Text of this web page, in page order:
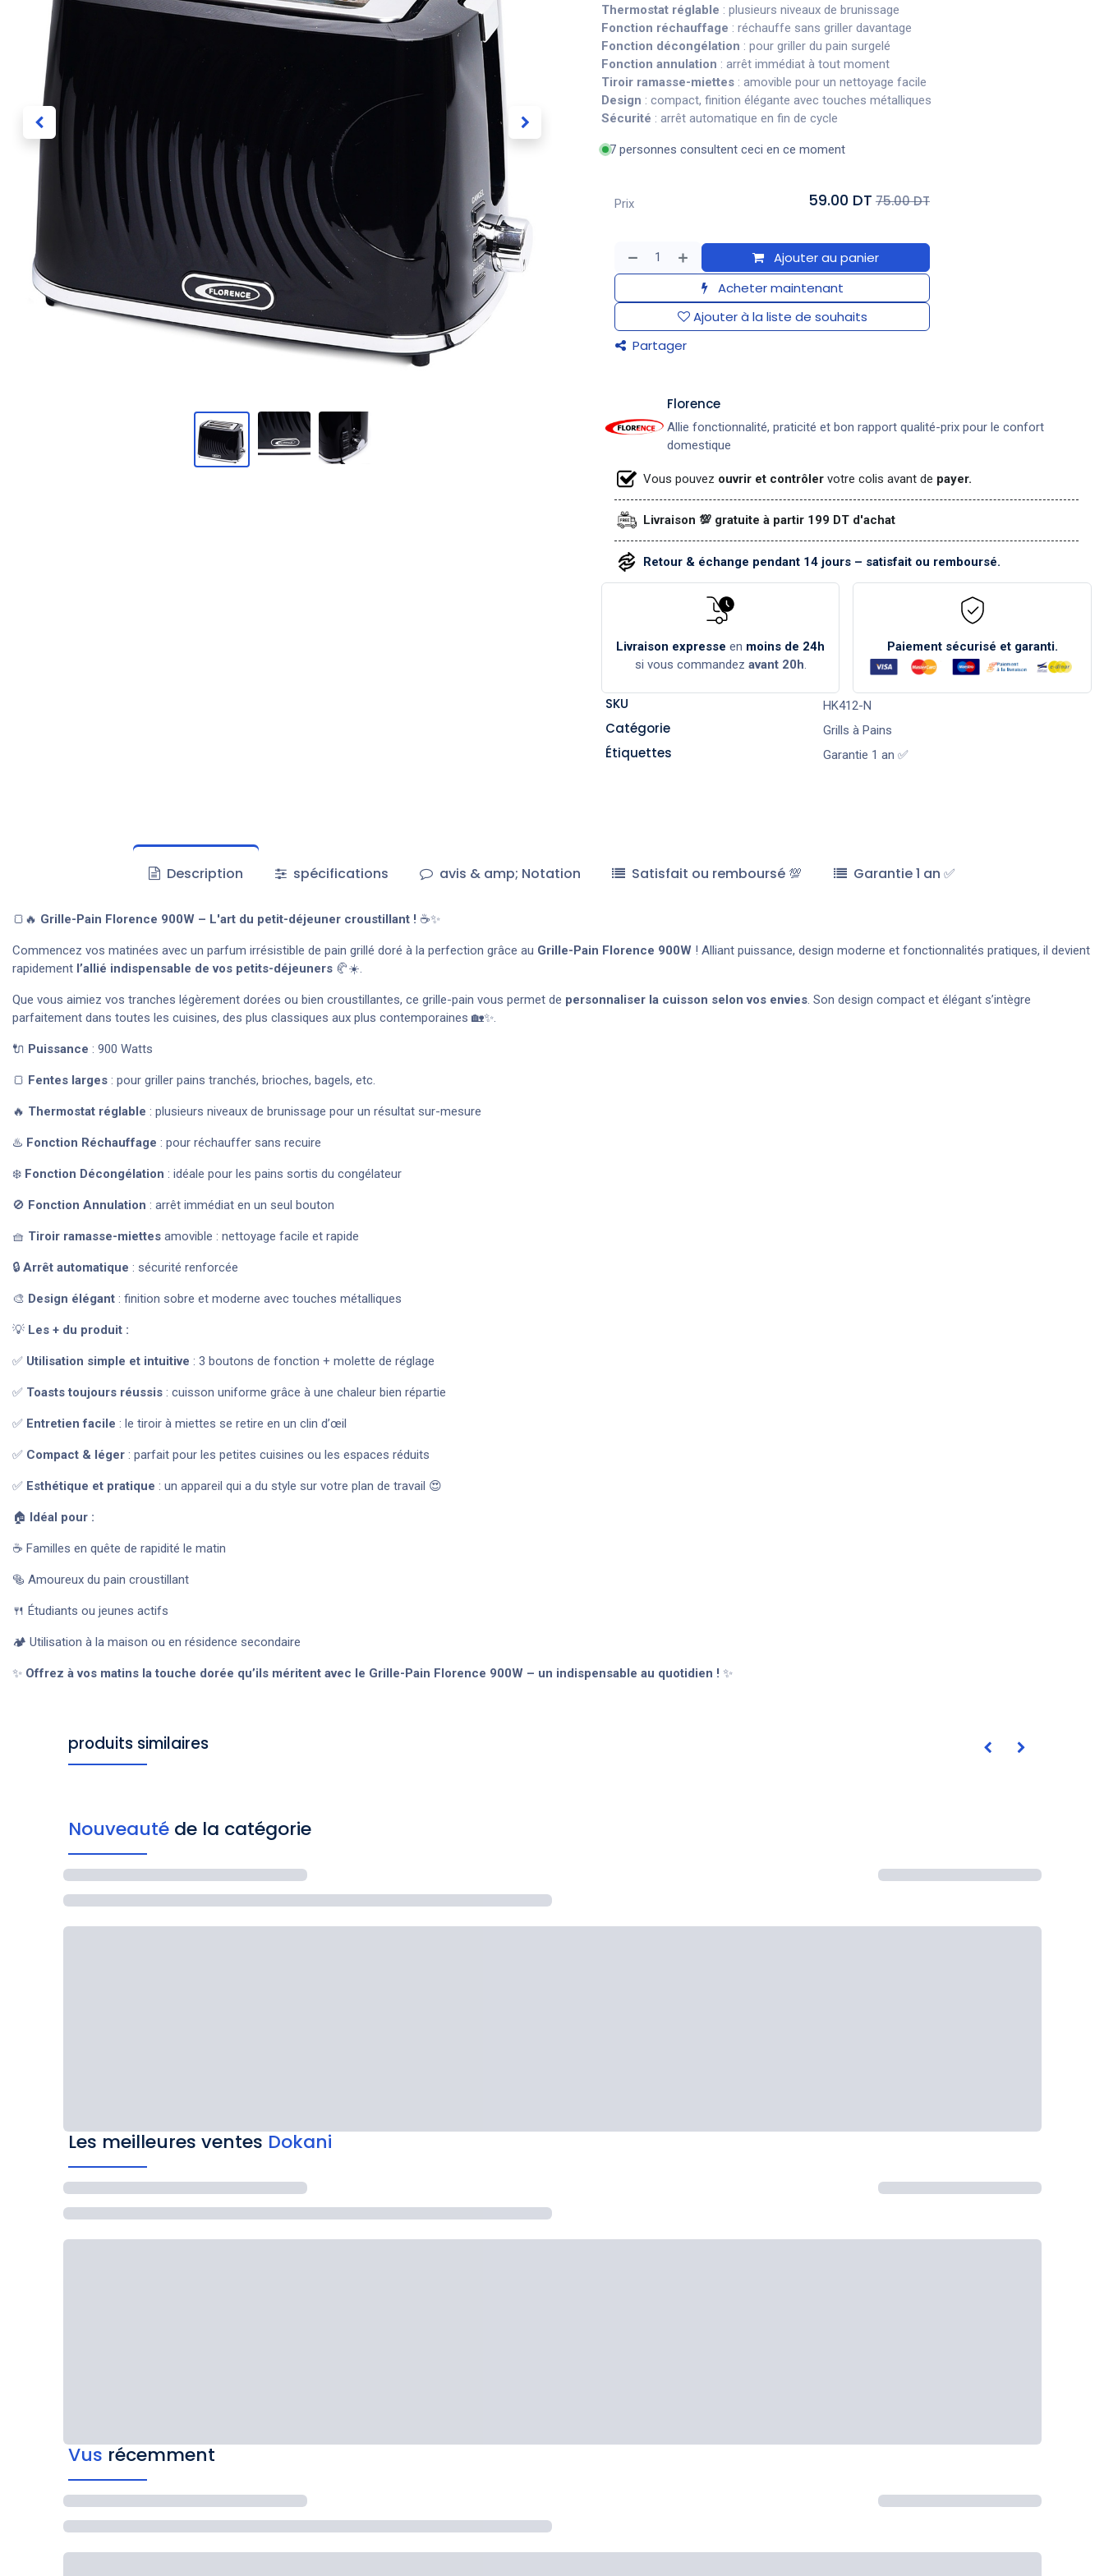
Thermostat réglable : plusieurs niveaux de brunissage
Fonction réchauffage : réchauffe sans griller davantage
Fonction décongélation : pour griller du pain surgelé
Fonction annulation : arrêt immédiat à tout moment
Tiroir ramasse-miettes : amovible pour un nettoyage facile
Design : compact, finition élégante avec touches métalliques
Sécurité : arrêt automatique en fin de cycle
7 personnes consultent ceci en ce moment
Ajouter au panier
Acheter maintenant
Ajouter à la liste de souhaits
Partager
Prix 59.00 DT 75.00 DT
​Florence
Allie fonctionnalité, praticité et bon rapport qualité-prix pour le confort
domestique
Vous pouvez ouvrir et contrôler votre colis avant de payer.
Livraison 💯 gratuite à partir 199 DT d'achat
Retour & échange pendant 14 jours – satisfait ou remboursé.
Livraison expresse en moins de 24h
si vous commandez avant 20h.
Paiement sécurisé et garanti.
SKU HK412-N
Catégorie Grills à Pains
Étiquettes Garantie 1 an ✅
Description spécifications avis & amp; Notation Satisfait ou remboursé 💯 Garantie 1 an ✅
🍞🔥 Grille-Pain Florence 900W – L'art du petit-déjeuner croustillant ! ☕✨
Commencez vos matinées avec un parfum irrésistible de pain grillé doré à la perfection grâce au Grille-Pain Florence 900W ! Alliant puissance, design moderne et fonctionnalités pratiques, il devient
rapidement l’allié indispensable de vos petits-déjeuners 🥐☀️.
Que vous aimiez vos tranches légèrement dorées ou bien croustillantes, ce grille-pain vous permet de personnaliser la cuisson selon vos envies. Son design compact et élégant s’intègre
parfaitement dans toutes les cuisines, des plus classiques aux plus contemporaines 🏡✨.
🔌 Puissance : 900 Watts
🍞 Fentes larges : pour griller pains tranchés, brioches, bagels, etc.
🔥 Thermostat réglable : plusieurs niveaux de brunissage pour un résultat sur-mesure
♨️ Fonction Réchauffage : pour réchauffer sans recuire
❄️ Fonction Décongélation : idéale pour les pains sortis du congélateur
🚫 Fonction Annulation : arrêt immédiat en un seul bouton
🧺 Tiroir ramasse-miettes amovible : nettoyage facile et rapide
🔒 Arrêt automatique : sécurité renforcée
🎨 Design élégant : finition sobre et moderne avec touches métalliques
💡 Les + du produit :
✅ Utilisation simple et intuitive : 3 boutons de fonction + molette de réglage
✅ Toasts toujours réussis : cuisson uniforme grâce à une chaleur bien répartie
✅ Entretien facile : le tiroir à miettes se retire en un clin d’œil
✅ Compact & léger : parfait pour les petites cuisines ou les espaces réduits
✅ Esthétique et pratique : un appareil qui a du style sur votre plan de travail 😍
🏠 Idéal pour :
☕ Familles en quête de rapidité le matin
🥯 Amoureux du pain croustillant
🍴 Étudiants ou jeunes actifs
🏕️ Utilisation à la maison ou en résidence secondaire
✨ Offrez à vos matins la touche dorée qu’ils méritent avec le Grille-Pain Florence 900W – un indispensable au quotidien ! ✨
produits similaires
Nouveauté de la catégorie
Les meilleures ventes Dokani
Vus récemment